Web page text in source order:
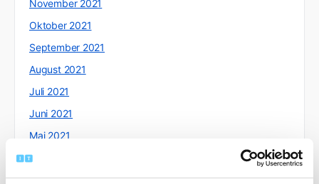
November 2021
Oktober 2021
September 2021
August 2021
Juli 2021
Juni 2021
Mai 2021
April 2021
März 2021